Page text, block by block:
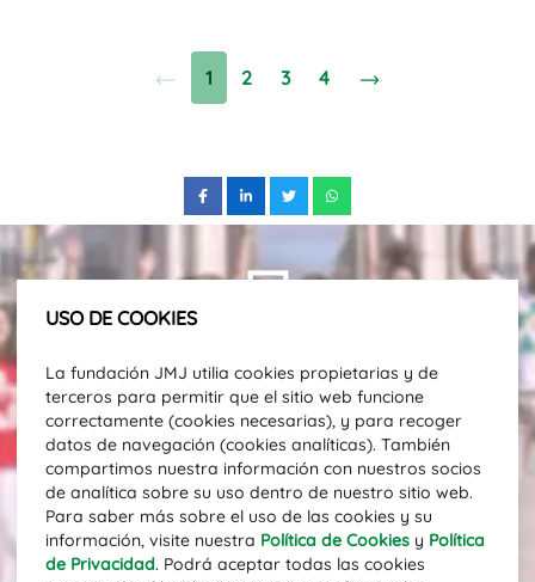
1 2 3 4
USO DE COOKIES
La fundación JMJ utilia cookies propietarias y de
terceros para permitir que el sitio web funcione
correctamente (cookies necesarias), y para recoger
datos de navegación (cookies analíticas). También
compartimos nuestra información con nuestros socios
de analítica sobre su uso dentro de nuestro sitio web.
Para saber más sobre el uso de las cookies y su
información, visite nuestra Política de Cookies y Política
de Privacidad. Podrá aceptar todas las cookies
recibir actualizaciones y noticias
sobre la JMJ.
Dirección email
SUSCRIBIR